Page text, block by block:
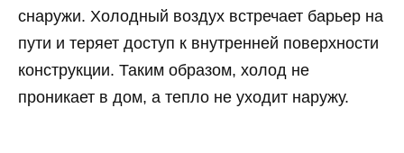
снаружи. Холодный воздух встречает барьер на
пути и теряет доступ к внутренней поверхности
конструкции. Таким образом, холод не
проникает в дом, а тепло не уходит наружу.